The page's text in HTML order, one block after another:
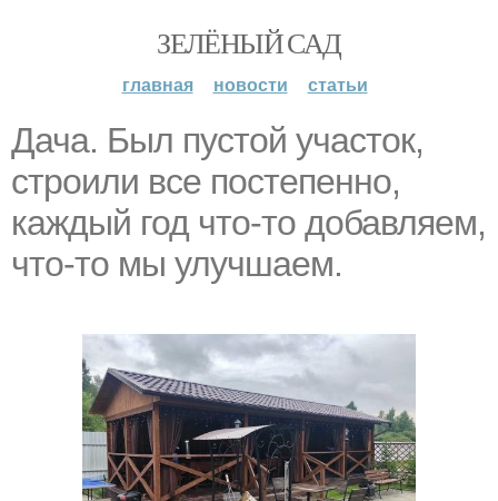
ЗЕЛЁНЫЙ САД
главная новости статьи
Дача. Был пустой участок,
строили все постепенно,
каждый год что-то добавляем,
что-то мы улучшаем.